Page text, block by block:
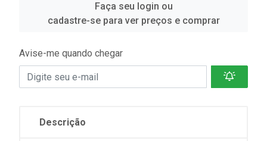
Faça seu login ou
cadastre-se para ver preços e comprar
Avise-me quando chegar
Descrição